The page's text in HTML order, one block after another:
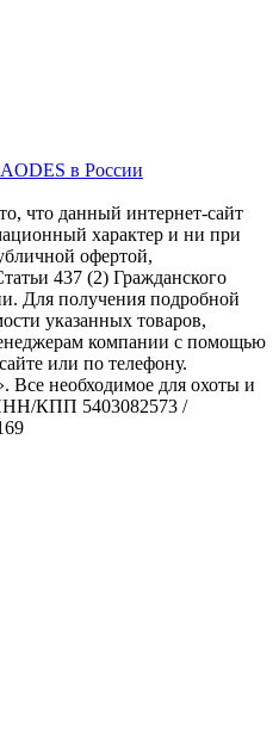
в России
что данный интернет-сайт
характер и ни при
офертой,
437 (2) Гражданского
Для получения подробной
указанных товаров,
компании с помощью
или по телефону.
необходимое для охоты и
КПП 5403082573 /